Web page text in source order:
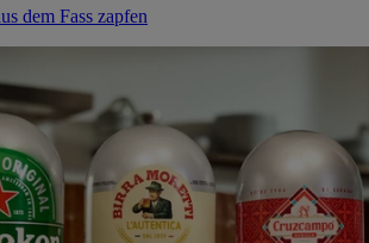
dem Fass zapfen